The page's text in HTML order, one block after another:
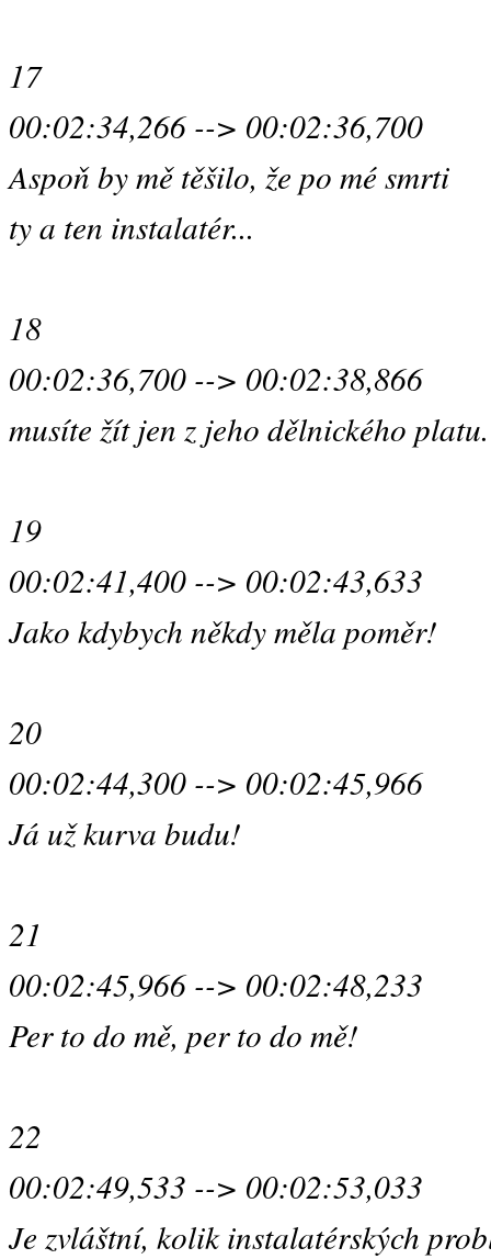
17
00:02:34,266 --> 00:02:36,700
Aspoň by mě těšilo, že po mé smrti
ty a ten instalatér...
18
00:02:36,700 --> 00:02:38,866
musíte žít jen z jeho dělnického platu.
19
00:02:41,400 --> 00:02:43,633
Jako kdybych někdy měla poměr!
20
00:02:44,300 --> 00:02:45,966
Já už kurva budu!
21
00:02:45,966 --> 00:02:48,233
Per to do mě, per to do mě!
22
00:02:49,533 --> 00:02:53,033
Je zvláštní, kolik instalatérských